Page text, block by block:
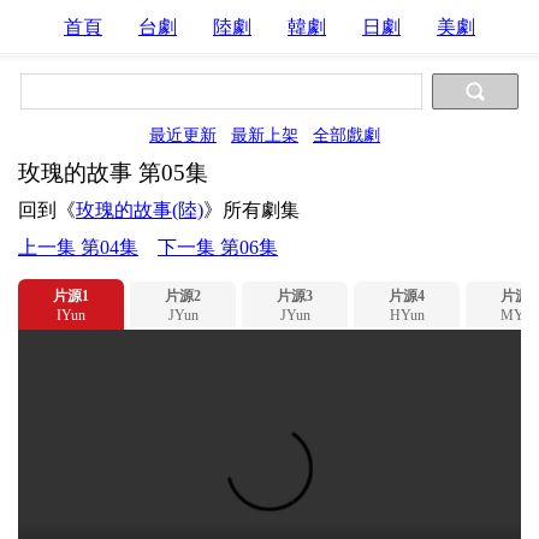
首頁 台劇 陸劇 韓劇 日劇 美劇
最近更新 最新上架 全部戲劇
玫瑰的故事 第05集
回到《玫瑰的故事(陸)》所有劇集
上一集 第04集
下一集 第06集
片源1
IYun
片源2
JYun
片源3
JYun
片源4
HYun
片源5
MYun